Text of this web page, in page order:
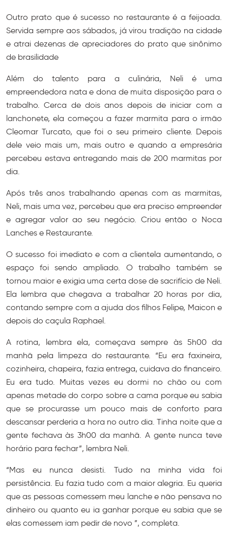
Outro prato que é sucesso no restaurante é a feijoada.
Servida sempre aos sábados, já virou tradição na cidade
e atrai dezenas de apreciadores do prato que sinônimo
de brasilidade
Além do talento para a culinária, Neli é uma
empreendedora nata e dona de muita disposição para o
trabalho. Cerca de dois anos depois de iniciar com a
lanchonete, ela começou a fazer marmita para o irmão
Cleomar Turcato, que foi o seu primeiro cliente. Depois
dele veio mais um, mais outro e quando a empresária
percebeu estava entregando mais de 200 marmitas por
dia.
Após três anos trabalhando apenas com as marmitas,
Neli, mais uma vez, percebeu que era preciso empreender
e agregar valor ao seu negócio. Criou então o Noca
Lanches e Restaurante.
O sucesso foi imediato e com a clientela aumentando, o
espaço foi sendo ampliado. O trabalho também se
tornou maior e exigia uma certa dose de sacrifício de Neli.
Ela lembra que chegava a trabalhar 20 horas por dia,
contando sempre com a ajuda dos filhos Felipe, Maicon e
depois do caçula Raphael.
A rotina, lembra ela, começava sempre às 5h00 da
manhã pela limpeza do restaurante. “Eu era faxineira,
cozinheira, chapeira, fazia entrega, cuidava do financeiro.
Eu era tudo. Muitas vezes eu dormi no chão ou com
apenas metade do corpo sobre a cama porque eu sabia
que se procurasse um pouco mais de conforto para
descansar perderia a hora no outro dia. Tinha noite que a
gente fechava às 3h00 da manhã. A gente nunca teve
horário para fechar”, lembra Neli.
“Mas eu nunca desisti. Tudo na minha vida foi
persistência. Eu fazia tudo com a maior alegria. Eu queria
que as pessoas comessem meu lanche e não pensava no
dinheiro ou quanto eu ia ganhar porque eu sabia que se
elas comessem iam pedir de novo ”, completa.